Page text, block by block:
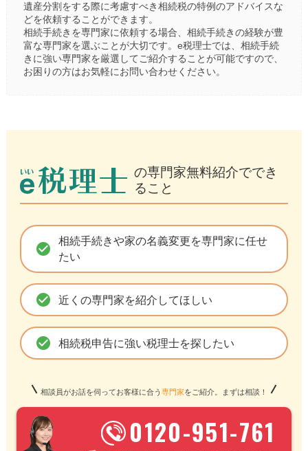
遺産分割をする際に考慮すべき相続税の特例のアドバイスな
どを依頼することができます。
相続手続きを専門家に依頼する場合、相続手続きの経験が豊
富な専門家を選ぶことが大切です。e税理士では、相続手続
きに強い専門家を厳選してご紹介することが可能ですので、
お困りの方はお気軽にお問い合わせください。
の専門家無料紹介ででき
ること
check_circle
相続手続きや家の名義変更を専門家に任せ
たい
check_circle 近くの専門家を紹介してほしい
check_circle 相続税申告に強い税理士を探したい
相談員がお話を伺ってお客様に合う 専門家をご紹介。まずは相談！
0120-951-761